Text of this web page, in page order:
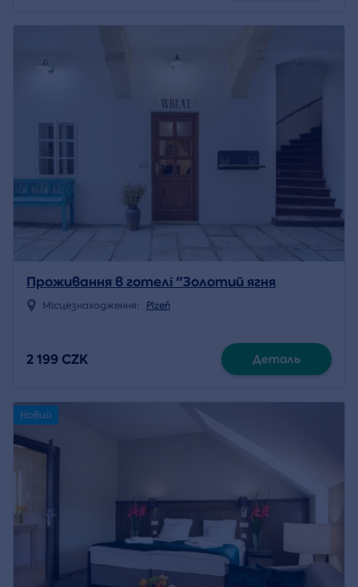
Проживання в готелі "Золотий ягня
Місцезнаходження: Plzeň
2 199 CZK Деталь
Новий